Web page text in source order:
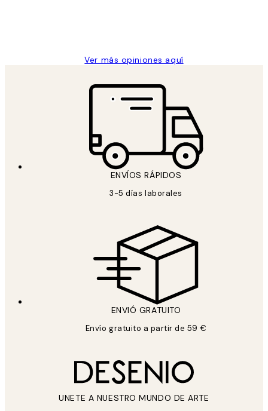
Ver más opiniones aquí
ENVÍOS RÁPIDOS
3-5 días laborales
ENVIÓ GRATUITO
Envío gratuito a partir de 59 €
UNETE A NUESTRO MUNDO DE ARTE